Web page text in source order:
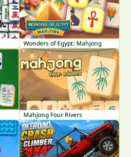
Wonders of Egypt: Mahjong
Mahjong Four Rivers